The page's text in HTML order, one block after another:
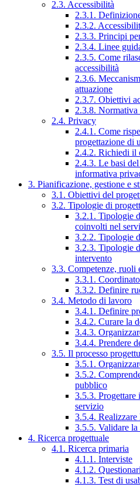
2.3. Accessibilità
2.3.1.
2.3.2.
2.3.3. Principi
2.3.4. Linee
2.3.5. Come
accessibilità
2.3.6.
attuazione
2.3.7. Obiettivi
2.3.8.
2.4. Privacy
2.4.1. Come
progettazione di
2.4.2. Richiedi il
2.4.3. Le basi
informativa
3. Pianificazione, gestione e
3.1. Obiettivi del
3.2. Tipologie di
3.2.1. Tipologie
coinvolti nel
3.2.2. Tipologie
3.2.3. Tipologie
intervento
3.3. Competenze, ruoli
3.3.1.
3.3.2. Definire
3.4. Metodo di lavoro
3.4.1. Definire
3.4.2. Curare la
3.4.3.
3.4.4. Prendere
3.5. Il processo
3.5.1.
3.5.2.
pubblico
3.5.3. Progettare
servizio
3.5.4. Realizzare
3.5.5. Validare la
4. Ricerca progettuale
4.1. Ricerca primaria
4.1.1. Interviste
4.1.2. Questionari
4.1.3. Test di